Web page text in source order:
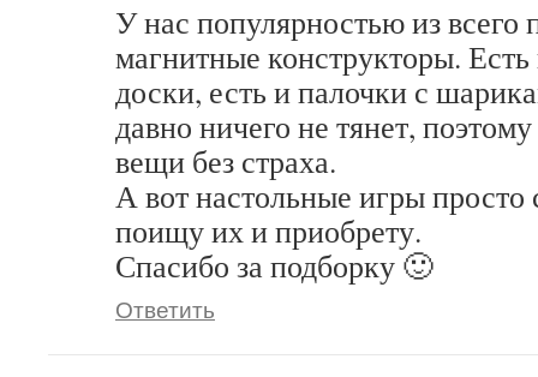
У нас популярностью из всего
магнитные конструкторы.
доски, есть и палочки с
давно ничего не тянет,
вещи без страха.
А вот настольные игры просто
поищу их и приобрету.
Спасибо за подборку 🙂
Ответить